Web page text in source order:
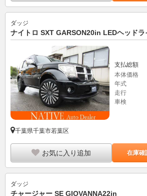
ダッジ
ナイトロ SXT GARSON20in LEDヘッドラ
支払総額
本体価格
年式
走行
車検
千葉県千葉市若葉区
お気に入り追加 在庫確
ダッジ
チャージャー SE GIOVANNA22in